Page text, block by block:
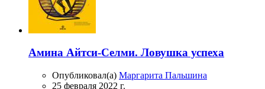
Амина Айтси-Селми. Ловушка успеха
Опубликовал(а) Маргарита Пальшина
25 февраля 2022 г.